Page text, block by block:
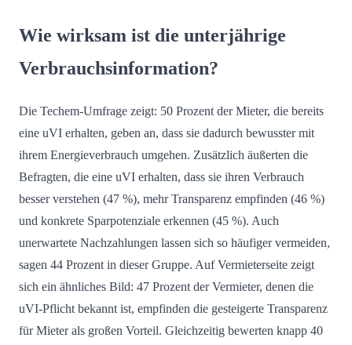
Wie wirksam ist die unterjährige
Verbrauchsinformation?
Die Techem-Umfrage zeigt: 50 Prozent der Mieter, die bereits
eine uVI erhalten, geben an, dass sie dadurch bewusster mit
ihrem Energieverbrauch umgehen. Zusätzlich äußerten die
Befragten, die eine uVI erhalten, dass sie ihren Verbrauch
besser verstehen (47 %), mehr Transparenz empfinden (46 %)
und konkrete Sparpotenziale erkennen (45 %). Auch
unerwartete Nachzahlungen lassen sich so häufiger vermeiden,
sagen 44 Prozent in dieser Gruppe. Auf Vermieterseite zeigt
sich ein ähnliches Bild: 47 Prozent der Vermieter, denen die
uVI-Pflicht bekannt ist, empfinden die gesteigerte Transparenz
für Mieter als großen Vorteil. Gleichzeitig bewerten knapp 40